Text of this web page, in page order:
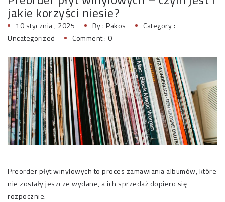
jakie korzyści niesie?
10 stycznia , 2025 By : Pakos
Category :
Uncategorized
Comment : 0
Preorder płyt winylowych to proces zamawiania albumów, które
nie zostały jeszcze wydane, a ich sprzedaż dopiero się
rozpocznie.